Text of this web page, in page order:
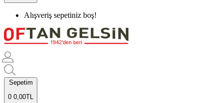
Alışveriş sepetiniz boş!
Sepetim
0 0,00TL